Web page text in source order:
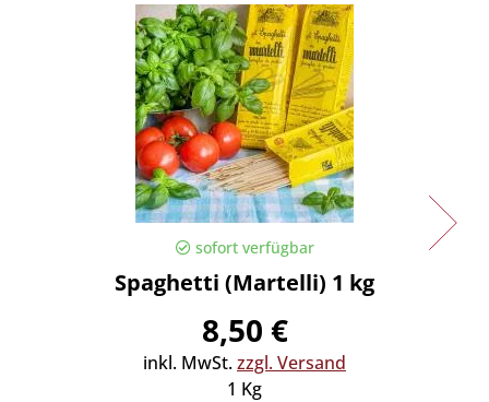
sofort verfügbar
Spaghetti (Martelli) 1 kg
8,50 €
inkl. MwSt.zzgl. Versand
1 Kg